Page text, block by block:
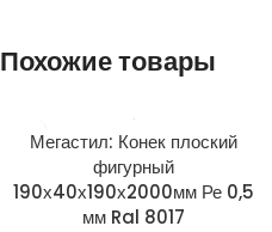
Похожие товары
Мегастил: Конек плоский
фигурный
190х40х190х2000мм Ре 0,5
мм Ral 8017